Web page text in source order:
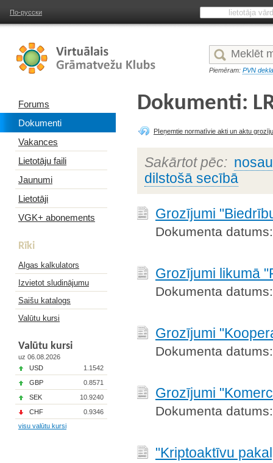
По-русски
Piemēram: PVN
Forums
Dokumenti
Vakances
Lietotāju faili
Jaunumi
Lietotāji
VGK+ abonements
Rīki
Algas kalkulators
Izvietot sludinājumu
Saišu katalogs
Valūtu kursi
Valūtu kursi
uz 06.08.2026
USD
1.1542
GBP
0.8571
SEK
10.9240
CHF
0.9346
visu valūtu kursi
Dokumenti:
PIeņemtie normatīvie akti un aktu
Sakārtot pēc:
dilstošā secībā
Grozījumi
Dokumenta
Grozījumi likumā
Dokumenta
Grozījumi
Dokumenta
Grozījumi
Dokumenta
"Kriptoaktīvu